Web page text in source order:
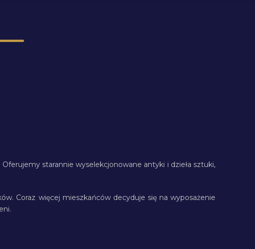
starannie wyselekcjonowane antyki i dzieła sztuki,
Coraz więcej mieszkańców decyduje się na wyposażenie